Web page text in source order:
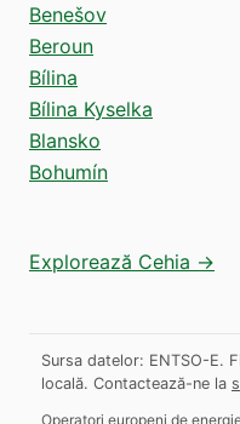
Benešov
Beroun
Bílina
Bílina Kyselka
Blansko
Bohumín
Explorează Cehia →
Sursa datelor: ENTSO-E.
locală. Contactează-ne la
Operatori europeni de